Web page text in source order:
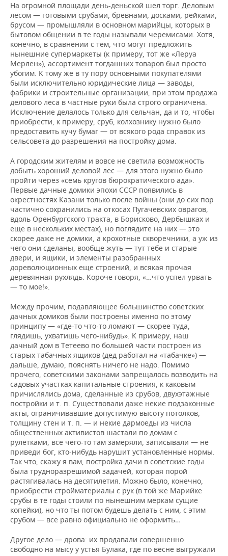
На огромной площади день-деньской шел торг. Деловым
лесом — готовыми срубами, бревнами, досками, рейками,
брусом — промышляли в основном марийцы, которых в
бытовом общении в те годы называли черемисами. Хотя,
конечно, в сравнении с тем, что могут предложить
нынешние супермаркеты (к примеру, тот же «Леруа
Мерлен»), ассортимент тогдашних товаров был просто
убогим. К тому же в ту пору основными покупателями
были исключительно юридические лица — заводы,
фабрики и строительные организации, при этом продажа
делового леса в частные руки была строго ограничена.
Исключение делалось только для сельчан, да и то, чтобы
приобрести, к примеру, сруб, колхознику нужно было
предоставить кучу бумаг — от всякого рода справок из
сельсовета до разрешения на постройку дома.
А городским жителям и вовсе не светила возможность
добыть хороший деловой лес — для этого нужно было
пройти через «семь кругов бюрократического ада».
Первые дачные домики эпохи СССР появились в
окрестностях Казани только после войны (они до сих пор
частично сохранились на откосах Пугачевских оврагов,
вдоль Оренбургского тракта, в Борисково, Дербышках и
еще в нескольких местах), но поглядите на них — это
скорее даже не домики, а крохотные скворечники, а уж из
чего они сделаны, вообще жуть — тут тебе и старые
двери, и ящики, и элементы разобранных
дореволюционных еще строений, и всякая прочая
деревянная рухлядь. Короче говоря, «…что успел урвать
— то мое!».
Между прочим, подавляющее большинство советских
дачных домиков были построены именно по этому
принципу — «где-то что-то ломают — скорее туда,
глядишь, ухватишь чего-нибудь». К примеру, наш
дачный дом в Тетеево по большей части построен из
старых табачных ящиков (дед работал на «табачке») —
дальше, думаю, пояснять ничего не надо. Помимо
прочего, советскими законами запрещалось возводить на
садовых участках капитальные строения, к каковым
причислялись дома, сделанные из срубов, двухэтажные
постройки и т. п. Существовали даже некие подзаконные
акты, ограничивавшие допустимую высоту потолков,
толщину стен и т. п. — и некие дармоеды из числа
общественных активистов шастали по домам с
рулетками, все чего-то там замеряли, записывали — не
приведи бог, кто-нибудь нарушит установленные нормы.
Так что, скажу я вам, постройка дачи в советские годы
была трудноразрешимой задачей, которая порой
растягивалась на десятилетия. Можно было, конечно,
приобрести стройматериалы с рук (в той же Марийке
срубы в те годы стоили по нынешним меркам сущие
копейки), но что ты потом будешь делать с ним, с этим
срубом — все равно официально не оформить…
Другое дело — дрова: их продавали совершенно
свободно на мысу у устья Булака, где по весне выгружали